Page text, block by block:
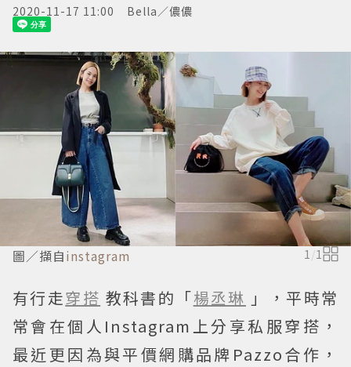
2020-11-17 11:00 Bella／儂儂
圖／擷自instagram 1 /1
有行走穿搭 教科書的「楊丞琳 」，平時常
常會在個人Instagram上分享私服穿搭，
最近更因為與平價網購品牌Pazzo合作，